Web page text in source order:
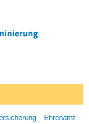
Ehrenamt